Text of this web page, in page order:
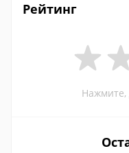
Рейтинг
Нажмите,